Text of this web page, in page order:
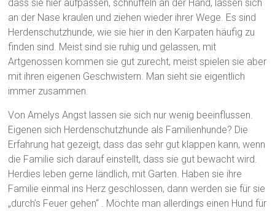
dass sie hier aufpassen, schnüffeln an der Hand, lassen sich
an der Nase kraulen und ziehen wieder ihrer Wege. Es sind
Herdenschutzhunde, wie sie hier in den Karpaten häufig zu
finden sind. Meist sind sie ruhig und gelassen, mit
Artgenossen kommen sie gut zurecht, meist spielen sie aber
mit ihren eigenen Geschwistern. Man sieht sie eigentlich
immer zusammen.
Von Amelys Angst lassen sie sich nur wenig beeinflussen.
Eigenen sich Herdenschutzhunde als Familienhunde? Die
Erfahrung hat gezeigt, dass das sehr gut klappen kann, wenn
die Familie sich darauf einstellt, dass sie gut bewacht wird.
Herdies leben gerne ländlich, mit Garten. Haben sie ihre
Familie einmal ins Herz geschlossen, dann werden sie für sie
„durch’s Feuer gehen“ . Möchte man allerdings einen Hund für